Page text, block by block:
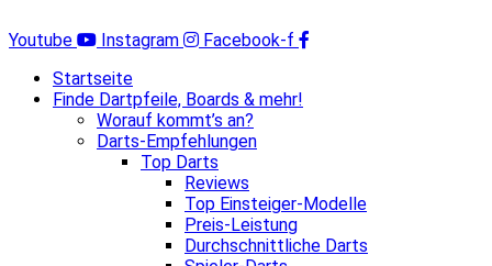
Inhalt
Youtube Instagram
Facebook-f
Startseite
Finde Dartpfeile, Boards & mehr!
Worauf kommt’s an?
Darts-Empfehlungen
Top Darts
Reviews
Top Einsteiger-Modelle
Preis-Leistung
Durchschnittliche Darts